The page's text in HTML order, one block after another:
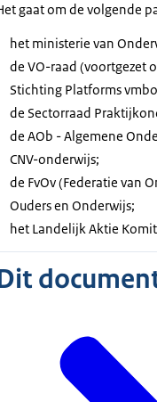
gaat om de volgende
het ministerie van
de VO-raad (voortgezet
Stichting Platforms vmbo
de Sectorraad
de AOb - Algemene
CNV-onderwijs;
de FvOv (Federatie van
Ouders en Onderwijs;
het Landelijk Aktie